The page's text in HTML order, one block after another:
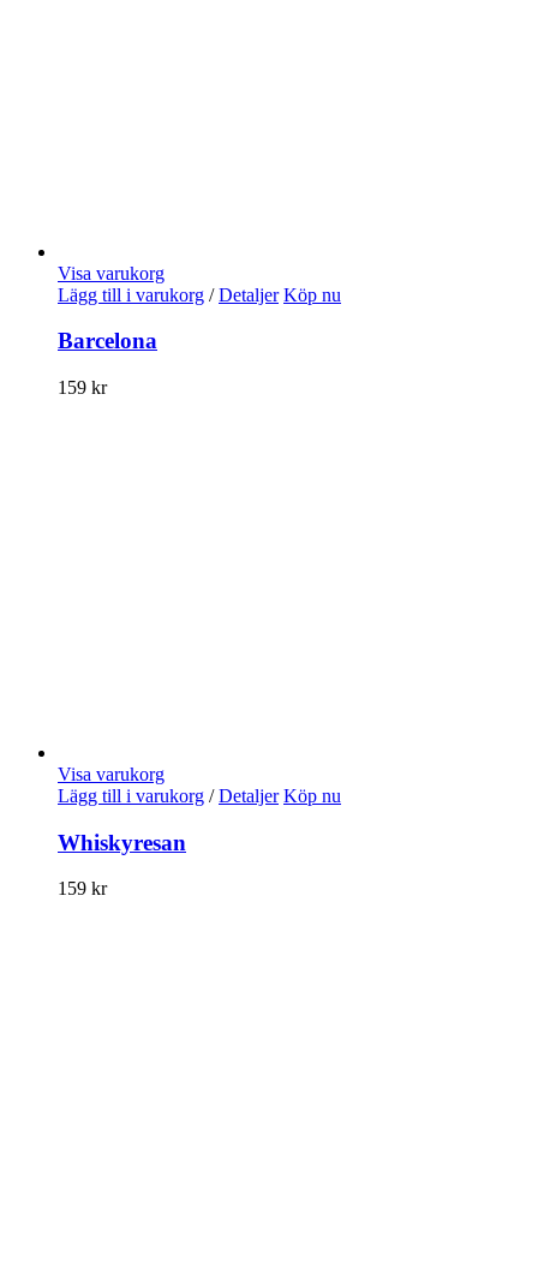
Visa varukorg
Lägg till i varukorg / Detaljer Köp nu
Barcelona
159 kr
Visa varukorg
Lägg till i varukorg / Detaljer Köp nu
Whiskyresan
159 kr